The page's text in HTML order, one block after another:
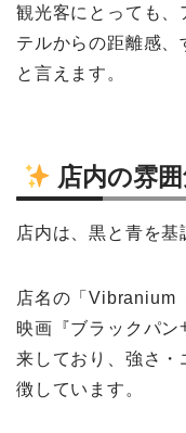
観光客にとっても、
テルからの距離感
と言えます。
店内の雰
店内は、黒と青を基
店名の「Vibranium
映画『ブラックパ
来しており、強さ・
徴しています。